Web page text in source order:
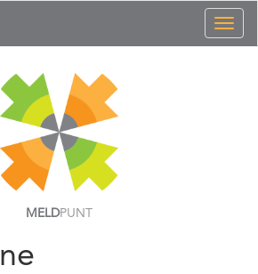
MELDPUNT